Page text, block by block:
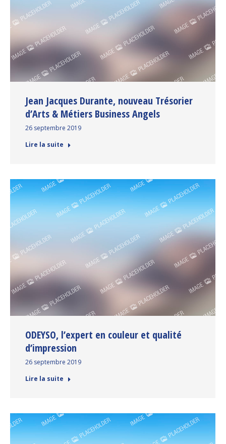
Jean Jacques Durante, nouveau Trésorier
d’Arts & Métiers Business Angels
26 septembre 2019
Lire la suite
ODEYSO, l’expert en couleur et qualité
d’impression
26 septembre 2019
Lire la suite